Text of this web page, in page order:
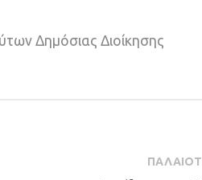
Δημόσιας Διοίκησης